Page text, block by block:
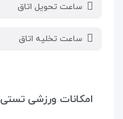
ساعت تحویل اتاق
ساعت تخلیه اتاق
امکانات ورزشی تستی